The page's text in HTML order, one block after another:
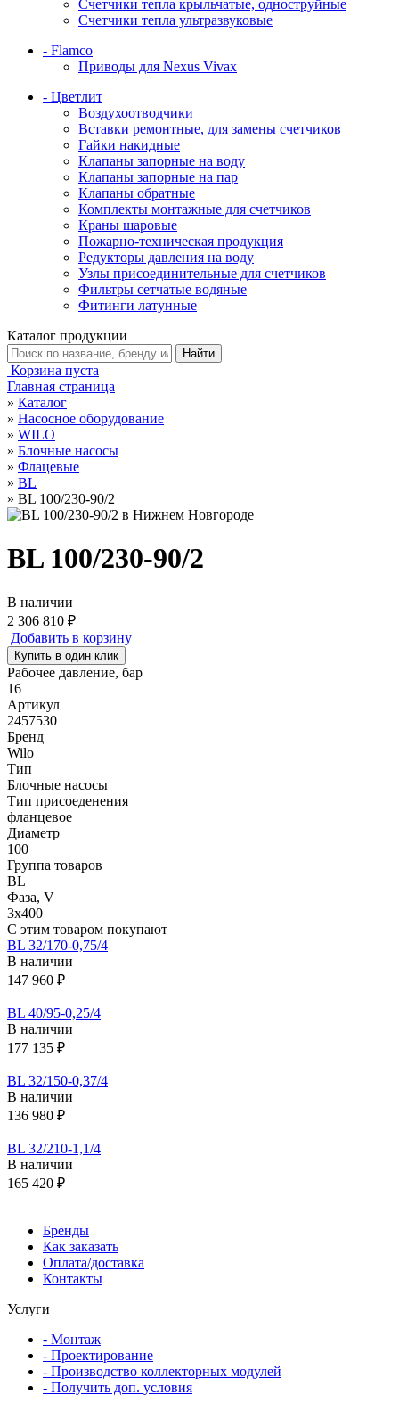
Счетчики тепла крыльчатые, одноструйные
Счетчики тепла ультразвуковые
- Flamco
Приводы для Nexus Vivax
- Цветлит
Воздухоотводчики
Вставки ремонтные, для замены счетчиков
Гайки накидные
Клапаны запорные на воду
Клапаны запорные на пар
Клапаны обратные
Комплекты монтажные для счетчиков
Краны шаровые
Пожарно-техническая продукция
Редукторы давления на воду
Узлы присоединительные для счетчиков
Фильтры сетчатые водяные
Фитинги латунные
Каталог продукции
Корзина пуста
Главная страница
» Каталог
» Насосное оборудование
» WILO
» Блочные насосы
» Флацевые
» BL
» BL 100/230-90/2
BL 100/230-90/2
В наличии
2 306 810 ₽
Добавить в корзину
Купить в один клик
Рабочее давление, бар
16
Артикул
2457530
Бренд
Wilo
Тип
Блочные насосы
Тип присоеденения
фланцевое
Диаметр
100
Группа товаров
BL
Фаза, V
3х400
С этим товаром покупают
BL 32/170-0,75/4
В наличии
147 960 ₽
BL 40/95-0,25/4
В наличии
177 135 ₽
BL 32/150-0,37/4
В наличии
136 980 ₽
BL 32/210-1,1/4
В наличии
165 420 ₽
Бренды
Как заказать
Оплата/доставка
Контакты
Услуги
- Монтаж
- Проектирование
- Производство коллекторных модулей
- Получить доп. условия